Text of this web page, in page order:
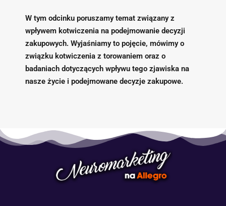
W tym odcinku poruszamy temat związany z
wpływem kotwiczenia na podejmowanie decyzji
zakupowych. Wyjaśniamy to pojęcie, mówimy o
związku kotwiczenia z torowaniem oraz o
badaniach dotyczących wpływu tego zjawiska na
nasze życie i podejmowane decyzje zakupowe.